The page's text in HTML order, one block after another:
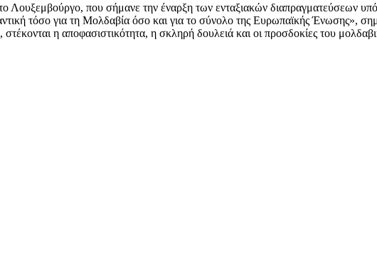
που σήμανε την έναρξη των ενταξιακών διαπραγματεύσεων
τόσο για τη Μολδαβία όσο και για το σύνολο της Ευρωπαϊκής Ένωσης»,
η αποφασιστικότητα, η σκληρή δουλειά και οι προσδοκίες του